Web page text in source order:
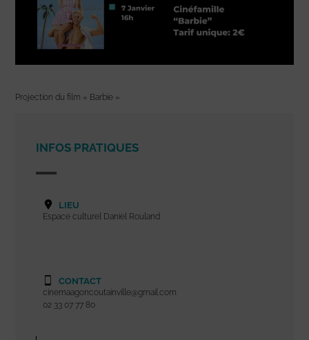
Projection du film « Barbie »
INFOS PRATIQUES
LIEU
Espace culturel Daniel Rouland
CONTACT
cinemaagoncoutainville@gmail.com
02 33 07 77 80